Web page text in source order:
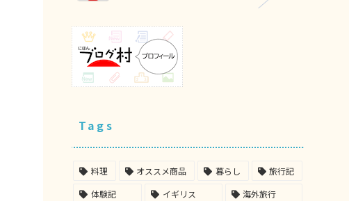
Tags
料理 オススメ商品 暮らし
旅行記
体験記
イギリス
海外旅行